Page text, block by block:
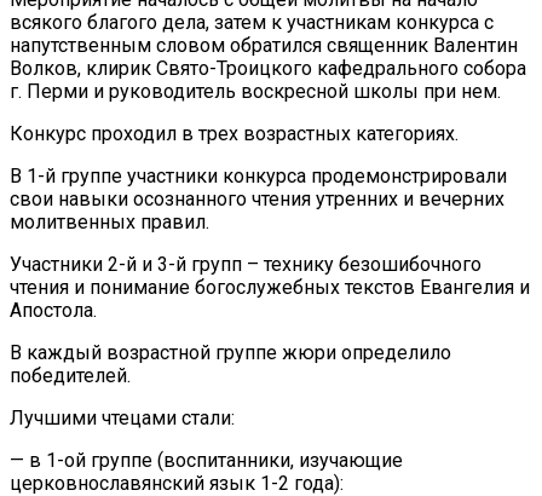
всякого благого дела, затем к участникам конкурса с
напутственным словом обратился священник Валентин
Волков, клирик Свято-Троицкого кафедрального собора
г. Перми и руководитель воскресной школы при нем.
Конкурс проходил в трех возрастных категориях.
В 1-й группе участники конкурса продемонстрировали
свои навыки осознанного чтения утренних и вечерних
молитвенных правил.
Участники 2-й и 3-й групп – технику безошибочного
чтения и понимание богослужебных текстов Евангелия и
Апостола.
В каждый возрастной группе жюри определило
победителей.
Лучшими чтецами стали:
— в 1-ой группе (воспитанники, изучающие
церковнославянский язык 1-2 года):